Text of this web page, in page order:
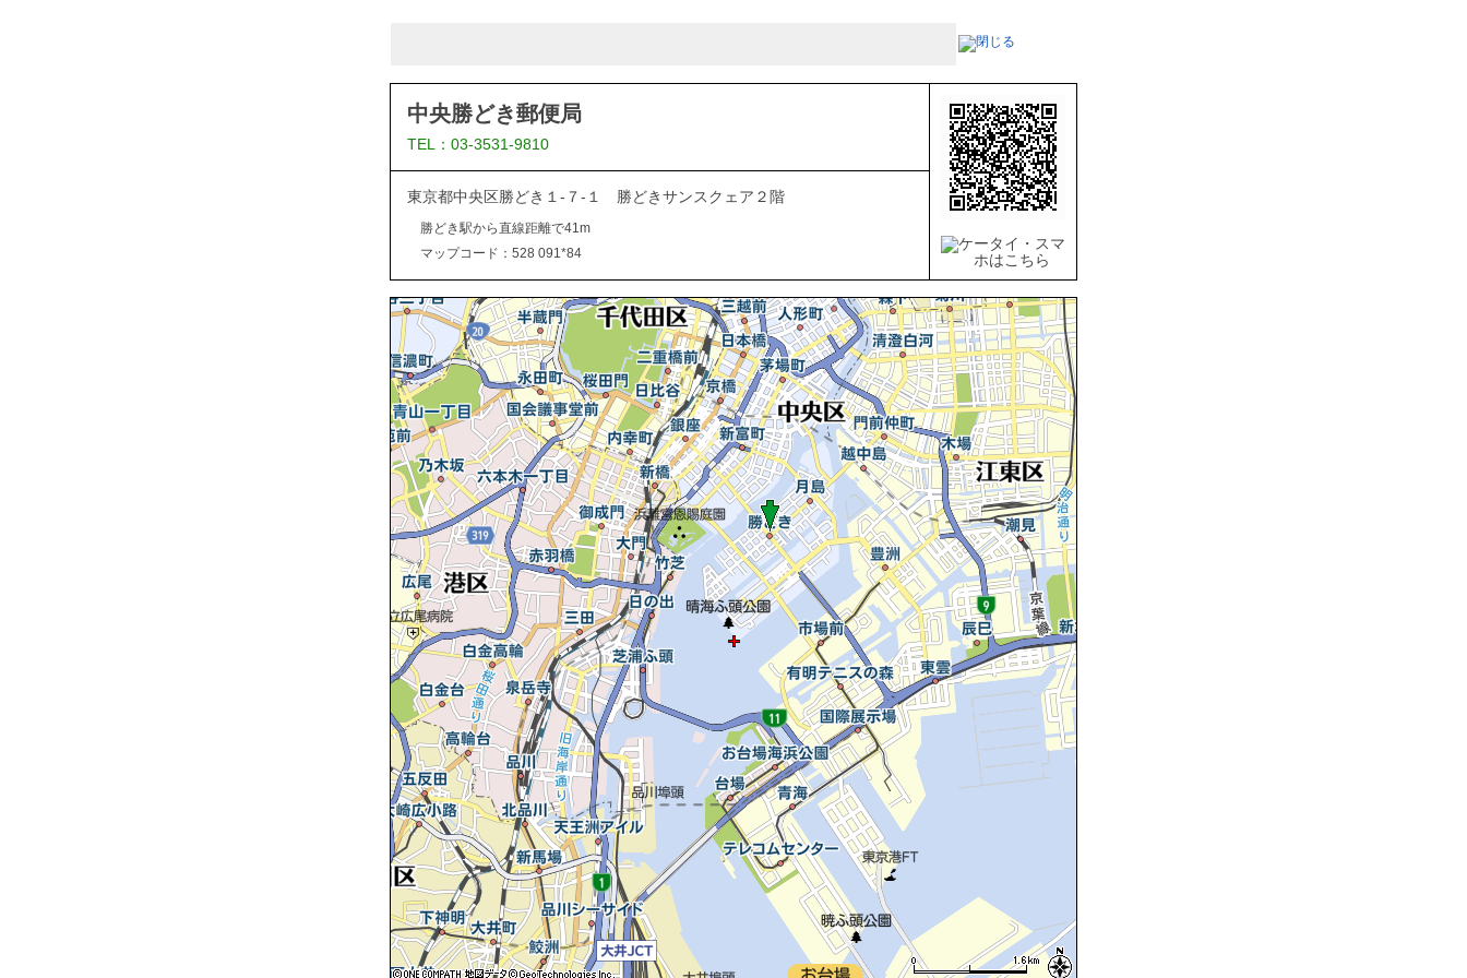
中央勝どき郵便局
TEL：03-3531-9810
東京都中央区勝どき１-７-１ 勝どきサンスクェア２階
勝どき駅から直線距離で41m
マップコード：528 091*84